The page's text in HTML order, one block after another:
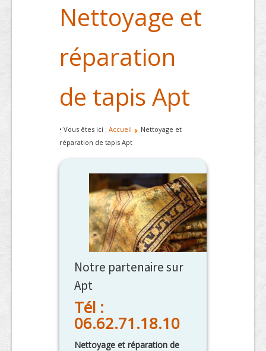
Nettoyage et
réparation
de tapis Apt
• Vous êtes ici : Accueil
Nettoyage et
réparation de tapis Apt
Notre partenaire sur
Apt
Tél :
06.62.71.18.10
Nettoyage et réparation de